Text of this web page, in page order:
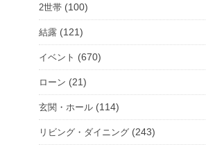
2世帯 (100)
結露 (121)
イベント (670)
ローン (21)
玄関・ホール (114)
リビング・ダイニング (243)